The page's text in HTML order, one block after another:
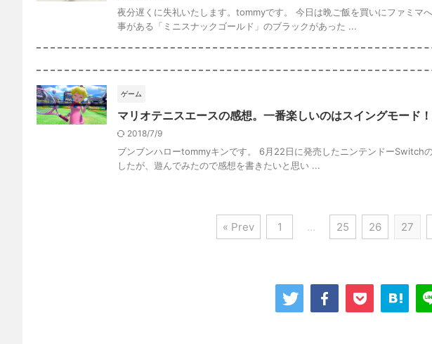
夜分遅くに失礼いたします。tommyです。 今日は晩ご飯を買いにファミマ
事がある「ミニスナックゴールド」のブラックがあった ...
ゲーム
マリオテニスエースの感想。一番楽しいのはスイングモード！
2018/7/9
ブンブンハローtommyキンです。 6月22日に発売したニンテンドーSwitch
したが、遊んでみたので感想を書きたいと思い ...
« Prev 1 … 25 26 27